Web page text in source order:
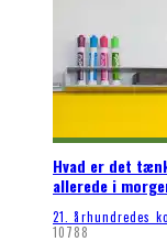
Hvad er det
allerede i
21. århundredes
10788